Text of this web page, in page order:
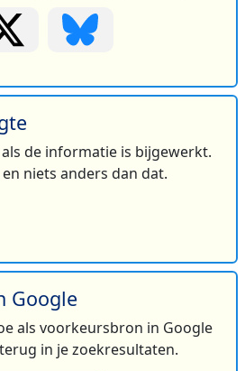
de informatie is bijgewerkt.
niets anders dan dat.
Google
als voorkeursbron in Google
in je zoekresultaten.